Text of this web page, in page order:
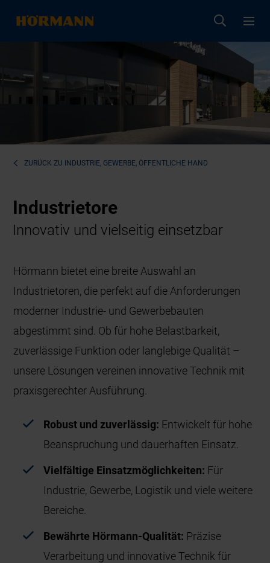
ZURÜCK ZU INDUSTRIE, GEWERBE, ÖFFENTLICHE HAND
Industrietore
Innovativ und vielseitig einsetzbar
Hörmann bietet eine breite Auswahl an
Industrietoren, die perfekt auf die Anforderungen
moderner Industrie- und Gewerbebauten
abgestimmt sind. Ob für hohe Belastbarkeit,
zuverlässige Funktion oder langlebige Qualität –
unsere Lösungen vereinen innovative Technik mit
praxisgerechter Ausführung.
Robust und zuverlässig: Entwickelt für hohe
Beanspruchung und dauerhaften Einsatz.
Vielfältige Einsatzmöglichkeiten: Für
Industrie, Gewerbe, Logistik und viele weitere
Bereiche.
Bewährte Hörmann-Qualität: Präzise
Verarbeitung und innovative Technik für